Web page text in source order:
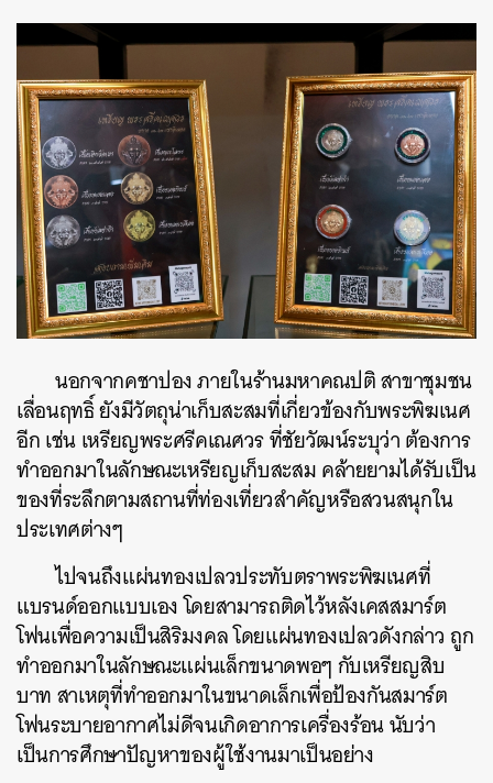
นอกจากคชาปอง ภายในร้านมหาคณปติ สาขาชุมชน
เลื่อนฤทธิ์ ยังมีวัตถุน่าเก็บสะสมที่เกี่ยวข้องกับพระพิฆเนศ
อีก เช่น เหรียญพระศรีคเณศวร ที่ชัยวัฒน์ระบุว่า ต้องการ
ทำออกมาในลักษณะเหรียญเก็บสะสม คล้ายยามได้รับเป็น
ของที่ระลึกตามสถานที่ท่องเที่ยวสำคัญหรือสวนสนุกใน
ประเทศต่างๆ
ไปจนถึงแผ่นทองเปลวประทับตราพระพิฆเนศที่
แบรนด์ออกแบบเอง โดยสามารถติดไว้หลังเคสสมาร์ต
โฟนเพื่อความเป็นสิริมงคล โดยแผ่นทองเปลวดังกล่าว ถูก
ทำออกมาในลักษณะแผ่นเล็กขนาดพอๆ กับเหรียญสิบ
บาท สาเหตุที่ทำออกมาในขนาดเล็กเพื่อป้องกันสมาร์ต
โฟนระบายอากาศไม่ดีจนเกิดอาการเครื่องร้อน นับว่า
เป็นการศึกษาปัญหาของผู้ใช้งานมาเป็นอย่าง